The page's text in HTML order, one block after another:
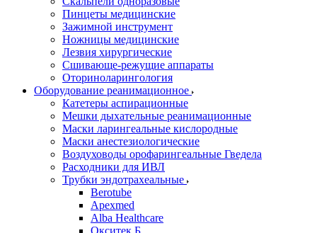
Пинцеты медицинские
Зажимной инструмент
Ножницы медицинские
Лезвия хирургические
Сшивающе-режущие аппараты
Оториноларингология
Оборудование реанимационное
Катетеры аспирационные
Мешки дыхательные реанимационные
Маски ларингеальные кислородные
Маски анестезиологические
Воздуховоды орофарингеальные Гведела
Расходники для ИВЛ
Трубки эндотрахеальные
Berotube
Apexmed
Alba Healthcare
Окситек Б